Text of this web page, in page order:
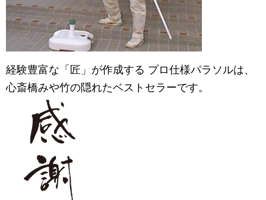
経験豊富な「匠」が作成する プロ仕様パラソルは、
心斎橋みや竹の隠れたベストセラーです。